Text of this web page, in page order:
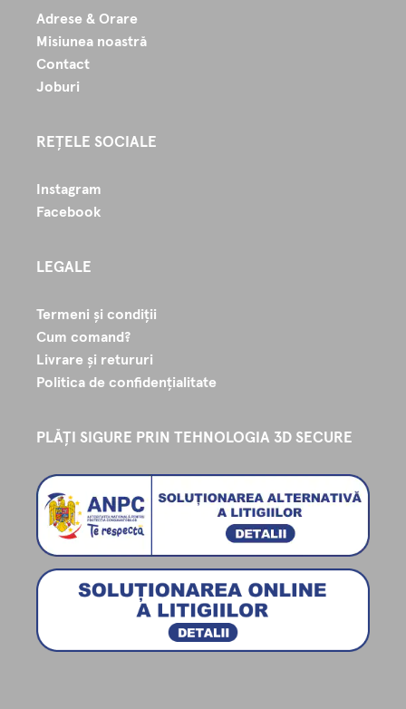
Adrese & Orare
Misiunea noastră
Contact
Joburi
REȚELE SOCIALE
Instagram
Facebook
LEGALE
Termeni și condiții
Cum comand?
Livrare și retururi
Politica de confidențialitate
PLĂȚI SIGURE PRIN TEHNOLOGIA 3D SECURE